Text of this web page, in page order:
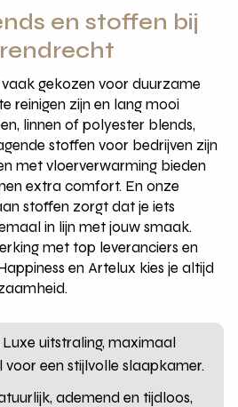
en stoffen bij
gekozen voor duurzame
reinigen zijn en lang mooi
linnen of polyester blends,
stoffen voor bedrijven zijn
met vloerverwarming bieden
extra comfort. En onze
stoffen zorgt dat je iets
in lijn met jouw smaak.
met top leveranciers en
en Artelux kies je altijd
Luxe uitstraling, maximaal
voor een stijlvolle slaapkamer.
ademend en tijdloos,